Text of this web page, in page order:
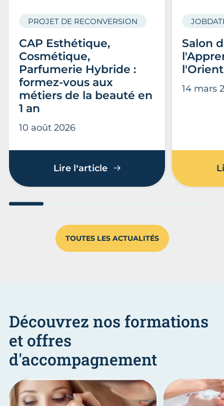
CAP Esthétique,
Cosmétique,
Parfumerie Hybride :
formez-vous aux
métiers de la beauté en
1 an
PROJET DE RECONVERSION
10 août 2026
Lire l’articleCAP Esthétique,
Salon
14 mars
TOUTES LES ACTUALITÉS
Découvrez nos formations
et offres
d'accompagnement